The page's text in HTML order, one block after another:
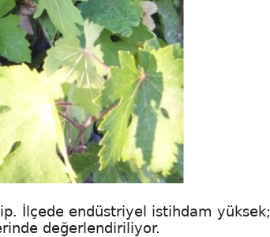
İlçede endüstriyel istihdam yüksek;
değerlendiriliyor.